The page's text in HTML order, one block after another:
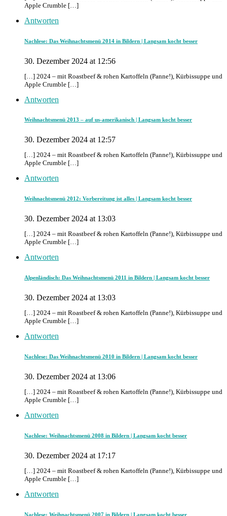
Apple Crumble […]
Antworten
Nachlese: Das Weihnachtsmenü 2014 in Bildern | Langsam kocht besser
30. Dezember 2024 at 12:56
[…] 2024 – mit Roastbeef & rohen Kartoffeln (Panne!), Kürbissuppe und
Apple Crumble […]
Antworten
Weihnachtsmenü 2013 – auf us-amerikanisch | Langsam kocht besser
30. Dezember 2024 at 12:57
[…] 2024 – mit Roastbeef & rohen Kartoffeln (Panne!), Kürbissuppe und
Apple Crumble […]
Antworten
Weihnachtsmenü 2012: Vorbereitung ist alles | Langsam kocht besser
30. Dezember 2024 at 13:03
[…] 2024 – mit Roastbeef & rohen Kartoffeln (Panne!), Kürbissuppe und
Apple Crumble […]
Antworten
Alpenländisch: Das Weihnachtsmenü 2011 in Bildern | Langsam kocht besser
30. Dezember 2024 at 13:03
[…] 2024 – mit Roastbeef & rohen Kartoffeln (Panne!), Kürbissuppe und
Apple Crumble […]
Antworten
Nachlese: Das Weihnachtsmenü 2010 in Bildern | Langsam kocht besser
30. Dezember 2024 at 13:06
[…] 2024 – mit Roastbeef & rohen Kartoffeln (Panne!), Kürbissuppe und
Apple Crumble […]
Antworten
Nachlese: Weihnachtsmenü 2008 in Bildern | Langsam kocht besser
30. Dezember 2024 at 17:17
[…] 2024 – mit Roastbeef & rohen Kartoffeln (Panne!), Kürbissuppe und
Apple Crumble […]
Antworten
Nachlese: Weihnachtsmenü 2007 in Bildern | Langsam kocht besser